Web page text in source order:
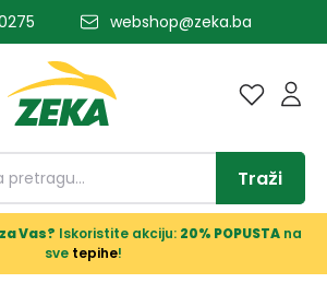
webshop@zeka.ba
Traži
Vas? Iskoristite akciju: 20% POPUSTAna
sve tepihe!